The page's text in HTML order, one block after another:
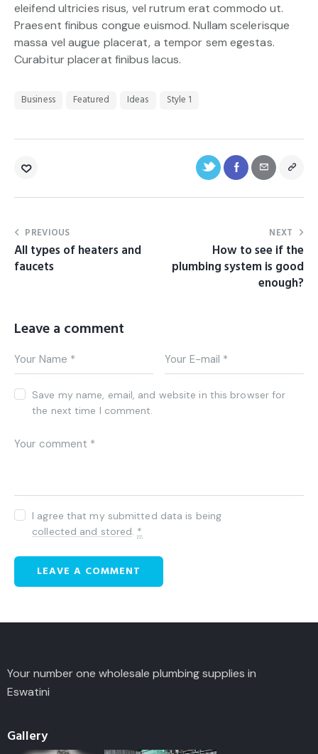
eleifend ultricies risus, vel rutrum erat commodo ut.
Praesent finibus congue euismod. Nullam scelerisque
massa vel augue placerat, a tempor sem egestas.
Curabitur placerat finibus lacus.
Business Featured Ideas Style 1
PREVIOUS
All types of heaters and
faucets
NEXT
How to see if the
plumbing system is good
enough?
Leave a comment
Save my name, email, and website in this browser for
the next time I comment.
I agree that my submitted data is being
collected and stored. *
Your number one wholesale plumbing supplies in
Eswatini
Gallery